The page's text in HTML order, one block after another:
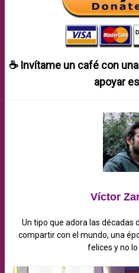
☕ Invítame un café con
apoyar
Víctor
Un tipo que adora las décadas
compartir con el mundo, una
felices y no lo